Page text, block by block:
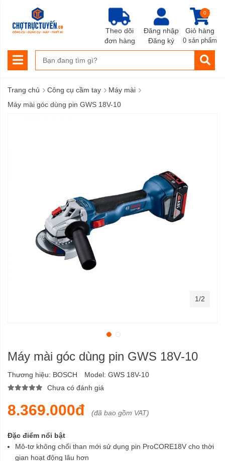
Đăng nhập
Đăng ký
Giỏ hàng
0
0 sản phẩm
Theo dõi
đơn hàng
Trang chủ › Công cụ cầm tay › Máy mài ›
Máy mài góc dùng pin GWS 18V-10
Máy mài góc dùng pin GWS 18V-10
Thương hiệu: BOSCH Model: GWS 18V-10
Chưa có đánh giá
8.369.000đ (đã bao gồm VAT)
Đặc điểm nổi bật
Mô-tơ không chổi than mới sử dụng pin ProCORE18V cho thời
gian hoạt động lâu hơn
1/2